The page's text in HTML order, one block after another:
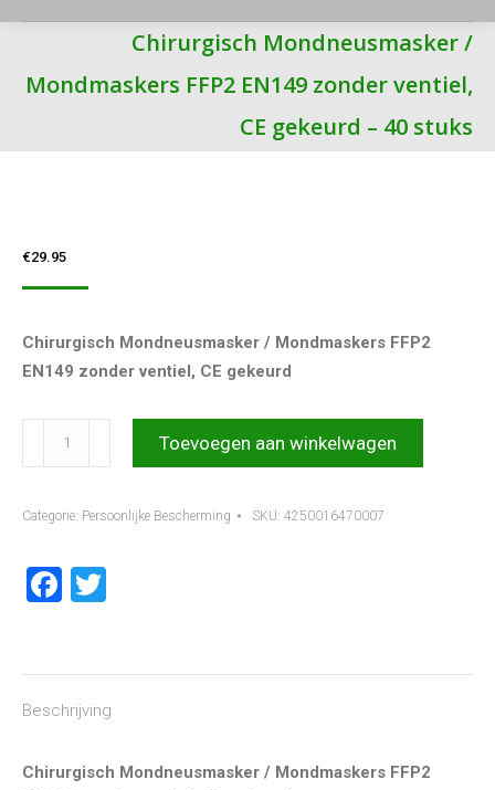
Chirurgisch Mondneusmasker /
Mondmaskers FFP2 EN149 zonder ventiel,
CE gekeurd – 40 stuks
€29.95
Chirurgisch Mondneusmasker / Mondmaskers FFP2
EN149 zonder ventiel, CE gekeurd
Mondmaskers
EN149
zonder
-
stuks
Toevoegen aan winkelwagen
Categorie: Persoonlijke Bescherming SKU: 4250016470007
Facebook
Beschrijving
Chirurgisch Mondneusmasker / Mondmaskers FFP2